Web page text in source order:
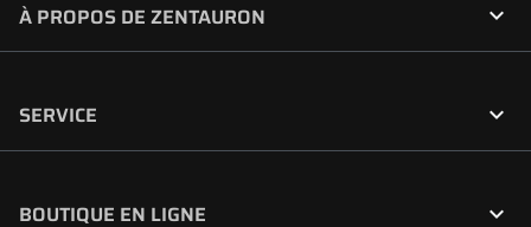
À PROPOS DE ZENTAURON 
SERVICE 
BOUTIQUE EN LIGNE 